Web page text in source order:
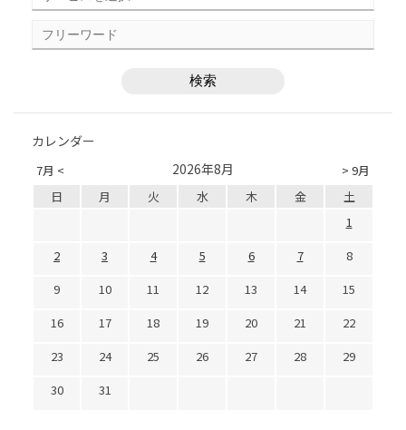
カレンダー
7月 < > 9月
2026年8月
日 月 火 水 木 金
土
1
2
3 4 5 6 7
8
9
10 11 12 13 14
15
16
17 18 19 20 21
22
23
24 25 26 27 28
29
30
31